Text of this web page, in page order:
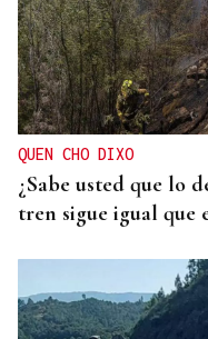
QUEN CHO DIXO
¿Sabe usted que lo
tren sigue igual que